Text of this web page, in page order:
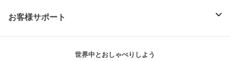
お客様サポート
世界中とおしゃべりしよう